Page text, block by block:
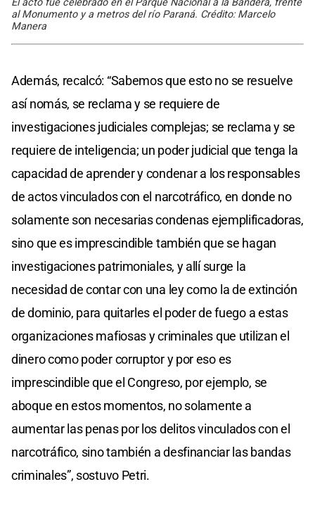
al Monumento y a metros del río Paraná. Crédito: Marcelo
Manera
Además, recalcó: “Sabemos que esto no se resuelve
así nomás, se reclama y se requiere de
investigaciones judiciales complejas; se reclama y se
requiere de inteligencia; un poder judicial que tenga la
capacidad de aprender y condenar a los responsables
de actos vinculados con el narcotráfico, en donde no
solamente son necesarias condenas ejemplificadoras,
sino que es imprescindible también que se hagan
investigaciones patrimoniales, y allí surge la
necesidad de contar con una ley como la de extinción
de dominio, para quitarles el poder de fuego a estas
organizaciones mafiosas y criminales que utilizan el
dinero como poder corruptor y por eso es
imprescindible que el Congreso, por ejemplo, se
aboque en estos momentos, no solamente a
aumentar las penas por los delitos vinculados con el
narcotráfico, sino también a desfinanciar las bandas
criminales”, sostuvo Petri.